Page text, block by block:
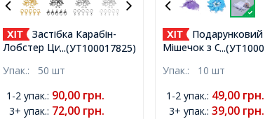
...(УТ100017825)
Застібка Карабін-
Лобстер Цинковий Сплав,
Отвір 1.5мм, (УТ100017825)
Упак.: 50 шт
1-2 упак.: 90,00 грн.
3+ упак.: 72,00 грн.
Подарунковий
Мішечок з Органзи
(УТ100024909)
Упак.: 10 шт
1-2 упак.: 49,00 грн.
3+ упак.: 39,00 грн.